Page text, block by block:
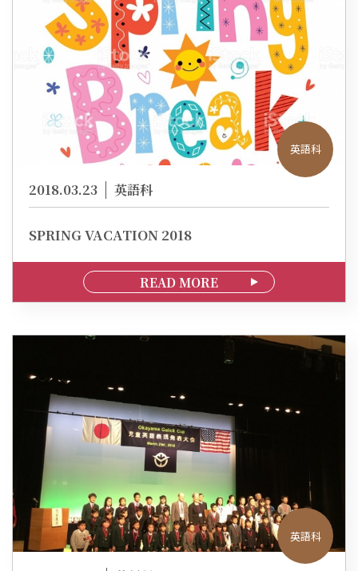
英語科
2018.03.23 英語科
SPRING VACATION 2018
READ MORE
英語科